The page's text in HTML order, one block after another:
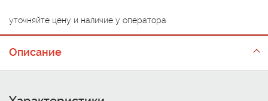
уточняйте цену и наличие у оператора
Описание